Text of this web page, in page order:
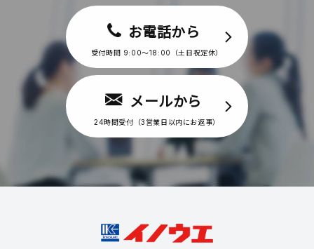
お電話から
受付時間 9:00〜18:00（土日祝定休）
メールから
24時間受付（3営業日以内にお返事）